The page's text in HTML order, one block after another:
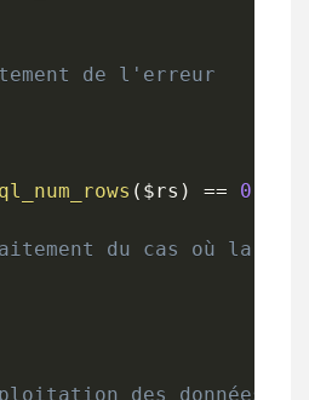
de l'erreur
( $rs ) == 0
du cas où la
des données